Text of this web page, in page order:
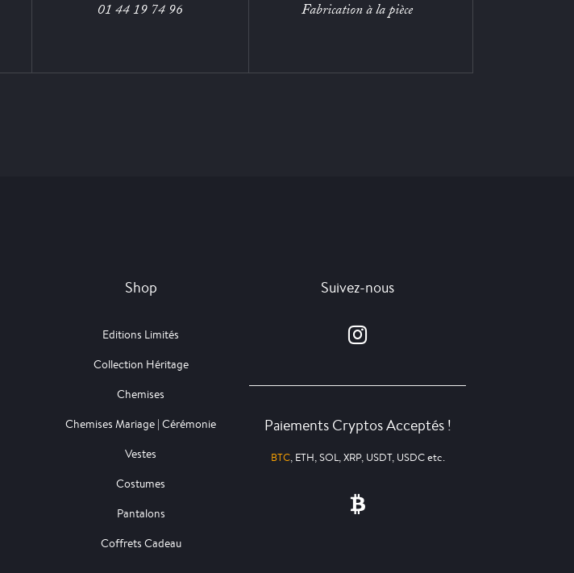
01 44 19 74 96 Fabrication à la pièce
Shop
Editions Limités
Collection Héritage
Chemises
Chemises Mariage | Cérémonie
Vestes
Costumes
Pantalons
Coffrets Cadeau
Suivez-nous
Paiements Cryptos Acceptés !
BTC, ETH, SOL, XRP, USDT, USDC etc.